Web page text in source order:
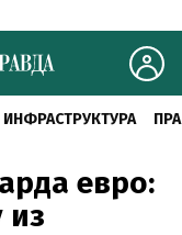
ИНФРАСТРУКТУРА
евро:
из